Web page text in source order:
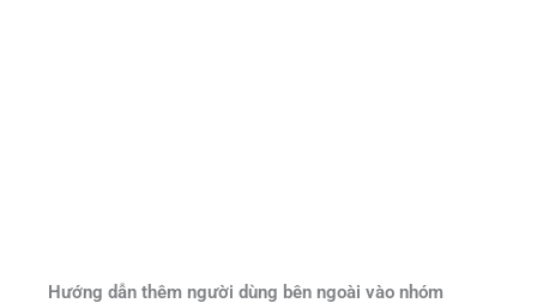
Hướng dẫn thêm người dùng bên ngoài vào nhóm